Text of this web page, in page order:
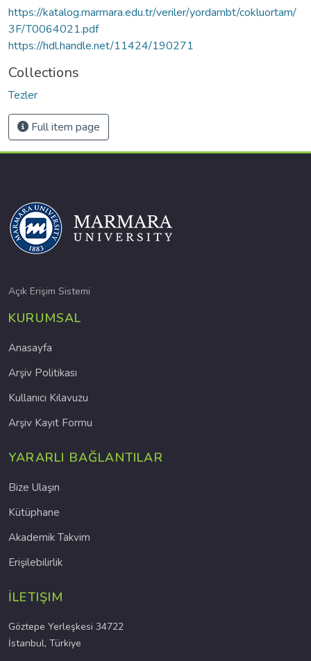
https://katalog.marmara.edu.tr/veriler/yordambt/cokluortam/
3F/T0064021.pdf
https://hdl.handle.net/11424/190271
Collections
Tezler
Full item page
Açık Erişim Sistemi
KURUMSAL
Anasayfa
Arşiv Politikası
Kullanıcı Kılavuzu
Arşiv Kayıt Formu
YARARLI BAĞLANTILAR
Bize Ulaşın
Kütüphane
Akademik Takvim
Erişilebilirlik
İLETIŞIM
Göztepe Yerleşkesi 34722
İstanbul, Türkiye